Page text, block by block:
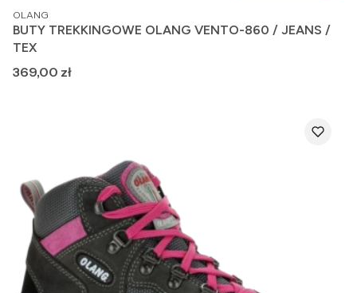
PRODUCENT
OLANG
BUTY TREKKINGOWE OLANG VENTO-860 / JEANS /
TEX
Cena
369,00 zł